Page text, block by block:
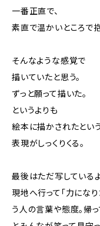
一番正直で、
素直で温かいところで
そんなような感覚で
描いていたと思う。
ずっと願って描いた。
というよりも
絵本に描かされたとい
表現がしっくりくる。
最後はただ写している
現地へ行って「力になり
う人の言葉や態度。帰